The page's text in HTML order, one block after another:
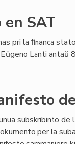
en SAT
pri la ﬁnanca
Lanti antaŭ
subskribinto de
per la